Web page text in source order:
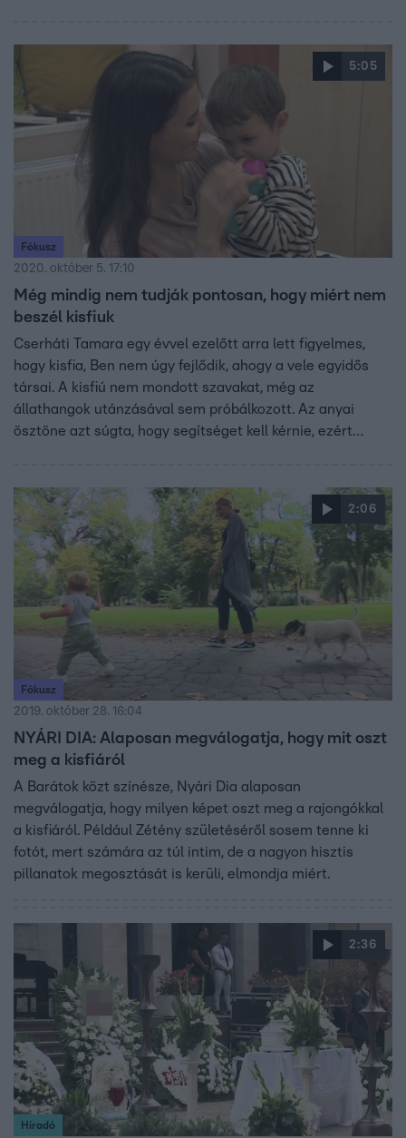
5:05
Fókusz
2020. október 5. 17:10
Még mindig nem tudják pontosan, hogy miért nem
beszél kisfiuk
Cserháti Tamara egy évvel ezelőtt arra lett figyelmes,
hogy kisfia, Ben nem úgy fejlődik, ahogy a vele egyidős
társai. A kisfiú nem mondott szavakat, még az
állathangok utánzásával sem próbálkozott. Az anyai
ösztöne azt súgta, hogy segítséget kell kérnie, ezért
Most azért vállalta, hogy elmeséli a történetüket, mert
abban bízik, hogy ezzel tud segíteni a hasonló cipőben
járó szülőknek.
2:06
Fókusz
2019. október 28. 16:04
NYÁRI DIA: Alaposan megválogatja, hogy mit oszt
meg a kisfiáról
A Barátok közt színésze, Nyári Dia alaposan
megválogatja, hogy milyen képet oszt meg a rajongókkal
a kisfiáról. Például Zétény születéséről sosem tenne ki
fotót, mert számára az túl intim, de a nagyon hisztis
pillanatok megosztását is kerüli, elmondja miért.
2:36
Híradó